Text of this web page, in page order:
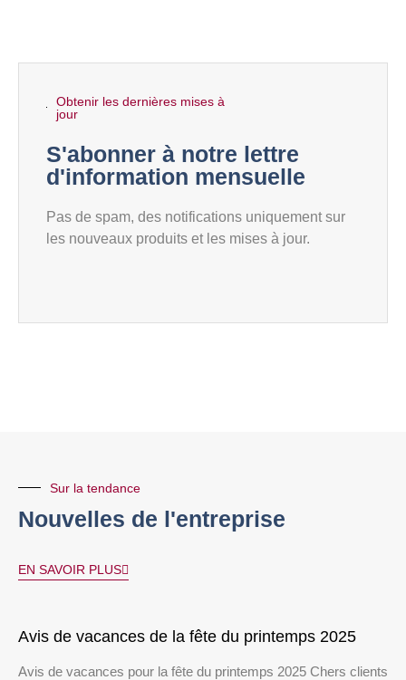
Obtenir les dernières mises à
jour
S'abonner à notre lettre
d'information mensuelle
Pas de spam, des notifications uniquement sur
les nouveaux produits et les mises à jour.
Sur la tendance
Nouvelles de l'entreprise
EN SAVOIR PLUS
Avis de vacances de la fête du printemps 2025
Avis de vacances pour la fête du printemps 2025 Chers clients